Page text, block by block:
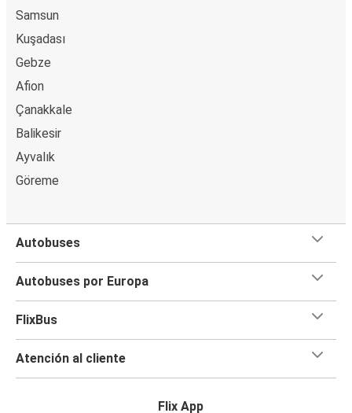
Samsun
Kuşadası
Gebze
Afion
Çanakkale
Balikesir
Ayvalık
Göreme
Autobuses
Autobuses por Europa
FlixBus
Atención al cliente
Flix App